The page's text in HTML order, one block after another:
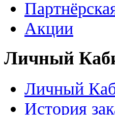
Акции
Личный
Личный
История